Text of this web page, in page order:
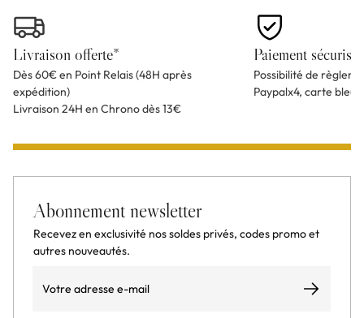
Livraison offerte*
Dès 60€ en Point Relais (48H après
expédition)
Livraison 24H en Chrono dès 13€
Paiement sécurisé
Possibilité de
Paypalx4, carte
Abonnement newsletter
Recevez en exclusivité nos soldes privés, codes promo et
autres nouveautés.
S’abonner